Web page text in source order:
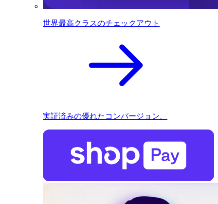
世界最高クラスのチェックアウト
実証済みの優れたコンバージョン。